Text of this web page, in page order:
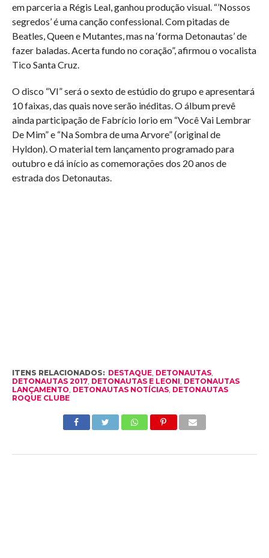
em parceria a Régis Leal, ganhou produção visual. “’Nossos
segredos’ é uma canção confessional. Com pitadas de
Beatles, Queen e Mutantes, mas na ‘forma Detonautas’ de
fazer baladas. Acerta fundo no coração”, afirmou o vocalista
Tico Santa Cruz.
O disco “VI” será o sexto de estúdio do grupo e apresentará
10 faixas, das quais nove serão inéditas. O álbum prevê
ainda participação de Fabrício Iorio em “Você Vai Lembrar
De Mim” e “Na Sombra de uma Arvore” (original de
Hyldon). O material tem lançamento programado para
outubro e dá início as comemorações dos 20 anos de
estrada dos Detonautas.
ITENS RELACIONADOS: DESTAQUE, DETONAUTAS,
DETONAUTAS 2017, DETONAUTAS E LEONI DETONAUTAS
LANÇAMENTO DETONAUTAS NOTÍCIAS, DETONAUTAS
ROQUE CLUBE